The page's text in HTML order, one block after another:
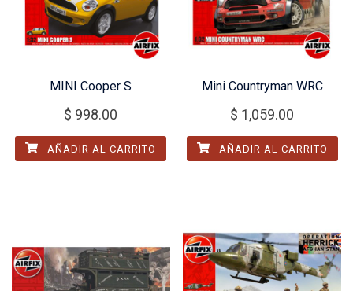
MINI Cooper S
$ 998.00
AÑADIR AL CARRITO
Mini Countryman WRC
$ 1,059.00
AÑADIR AL CARRITO